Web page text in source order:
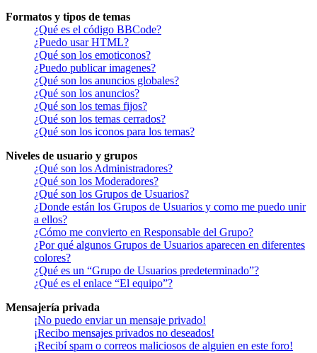
Formatos y tipos de temas
¿Qué es el código BBCode?
¿Puedo usar HTML?
¿Qué son los emoticonos?
¿Puedo publicar imagenes?
¿Qué son los anuncios globales?
¿Qué son los anuncios?
¿Qué son los temas fijos?
¿Qué son los temas cerrados?
¿Qué son los iconos para los temas?
Niveles de usuario y grupos
¿Qué son los Administradores?
¿Qué son los Moderadores?
¿Qué son los Grupos de Usuarios?
¿Donde están los Grupos de Usuarios y como me puedo unir
a ellos?
¿Cómo me convierto en Responsable del Grupo?
¿Por qué algunos Grupos de Usuarios aparecen en diferentes
colores?
¿Qué es un “Grupo de Usuarios predeterminado”?
¿Qué es el enlace “El equipo”?
Mensajería privada
¡No puedo enviar un mensaje privado!
¡Recibo mensajes privados no deseados!
¡Recibí spam o correos maliciosos de alguien en este foro!